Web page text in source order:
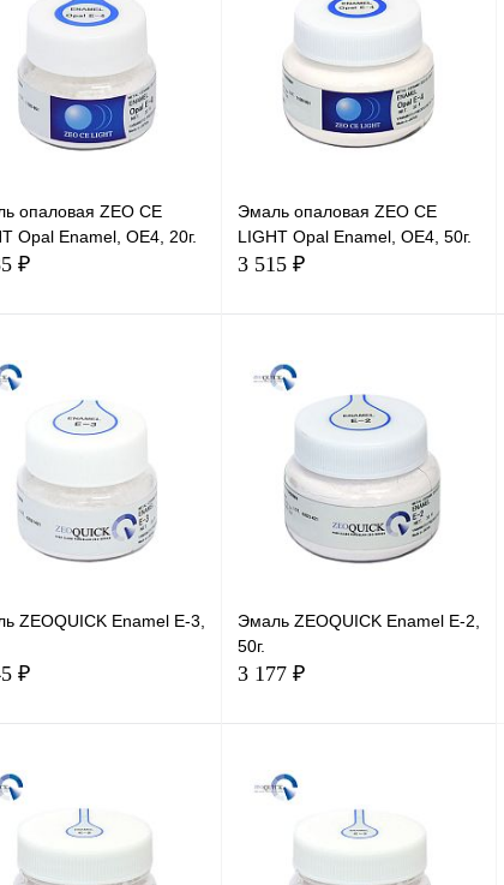
опаловая ZEO CE
Opal Enamel, OE4, 20г.
₽
Эмаль опаловая ZEO CE
LIGHT Opal Enamel, OE4, 50г.
3 515 ₽
ZEOQUICK Enamel E-3,
₽
Эмаль ZEOQUICK Enamel E-2,
50г.
3 177 ₽